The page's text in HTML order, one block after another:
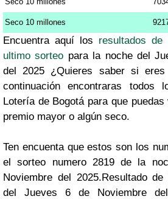
Seco 10 millones
Encuentra aquí los resultados
ultimo sorteo para la noche del
del 2025 ¿Quieres saber si
continuación encontraras todos
Lotería de Bogotá para que
premio mayor o algún seco.
Ten encuenta que estos son los
el sorteo numero 2819 de la
Noviembre del 2025.Resultado
del Jueves 6 de Noviembre